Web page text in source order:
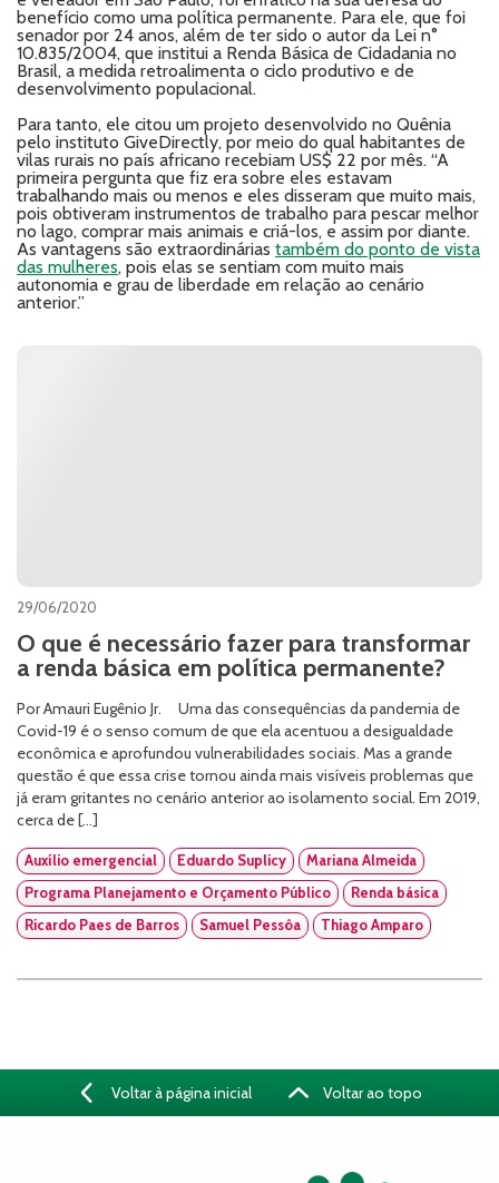
benefício como uma política permanente. Para ele, que foi
senador por 24 anos, além de ter sido o autor da Lei n°
10.835/2004, que institui a Renda Básica de Cidadania no
Brasil, a medida retroalimenta o ciclo produtivo e de
desenvolvimento populacional.
Para tanto, ele citou um projeto desenvolvido no Quênia
pelo instituto GiveDirectly, por meio do qual habitantes de
vilas rurais no país africano recebiam US$ 22 por mês. “A
primeira pergunta que fiz era sobre eles estavam
trabalhando mais ou menos e eles disseram que muito mais,
pois obtiveram instrumentos de trabalho para pescar melhor
no lago, comprar mais animais e criá-los, e assim por diante.
As vantagens são extraordinárias também do ponto de vista
das mulheres, pois elas se sentiam com muito mais
autonomia e grau de liberdade em relação ao cenário
anterior.”
29/06/2020
O que é necessário fazer para transformar
a renda básica em política permanente?
Por Amauri Eugênio Jr. Uma das consequências da pandemia de
Covid-19 é o senso comum de que ela acentuou a desigualdade
econômica e aprofundou vulnerabilidades sociais. Mas a grande
questão é que essa crise tornou ainda mais visíveis problemas que
já eram gritantes no cenário anterior ao isolamento social. Em 2019,
cerca de […]
Auxílio emergencial Eduardo Suplicy
Mariana Almeida
Programa Planejamento e Orçamento Público
Renda básica
Ricardo Paes de Barros
Samuel Pessôa Thiago Amparo
Voltar à página inicial Voltar ao topo